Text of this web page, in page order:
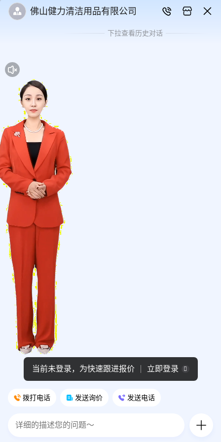
佛山健力清洁用品有限公司
下拉查看历史对话
拨打电话 发送询价 发送电话
当前未登录，为快速跟进报价 立即登录